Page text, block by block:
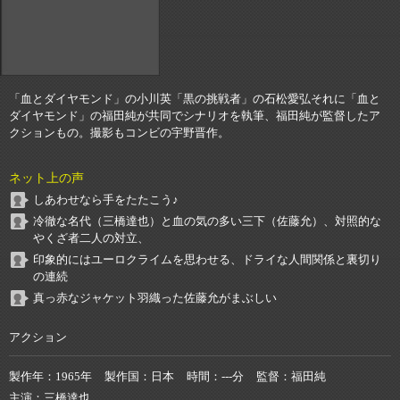
「血とダイヤモンド」の小川英「黒の挑戦者」の石松愛弘それに「血と
ダイヤモンド」の福田純が共同でシナリオを執筆、福田純が監督したア
クションもの。撮影もコンビの宇野晋作。
ネット上の声
しあわせなら手をたたこう♪
冷徹な名代（三橋達也）と血の気の多い三下（佐藤允）、対照的な
やくざ者二人の対立、
印象的にはユーロクライムを思わせる、ドライな人間関係と裏切り
の連続
真っ赤なジャケット羽織った佐藤允がまぶしい
アクション
製作年 1965年 製作国 日本 時間 ---分 監督
福田純